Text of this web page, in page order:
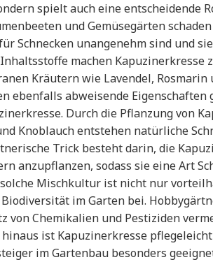
spielt auch eine entscheidende
und Gemüsegärten
Schnecken unangenehm sind und
machen Kapuzinerkresse
Kräutern wie Lavendel,
ebenfalls abweisende Eigenschaften
Durch die Pflanzung von
Knoblauch entstehen natürliche
Trick besteht darin, die
anzupflanzen, sodass sie eine Art
Mischkultur ist nicht nur
im Garten bei.
von Chemikalien und Pestiziden
ist Kapuzinerkresse
im Gartenbau besonders